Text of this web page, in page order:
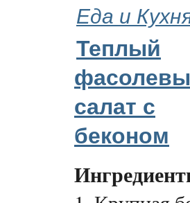
Еда и
Теплый
салат с
беконом